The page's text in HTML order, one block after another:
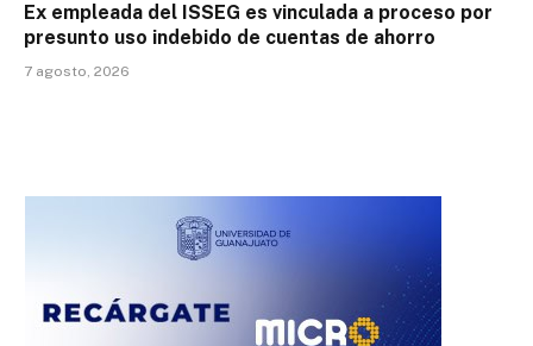
Ex empleada del ISSEG es vinculada a proceso por
presunto uso indebido de cuentas de ahorro
7 agosto, 2026